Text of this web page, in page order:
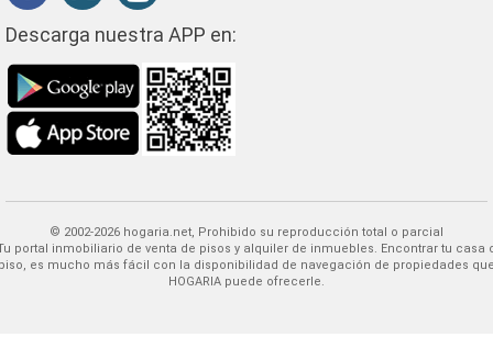
Descarga nuestra APP en:
© 2002-2026 hogaria.net, Prohibido su reproducción total o parcial
Encontrar tu casa o
es mucho más fácil con la disponibilidad de navegación de propiedades
HOGARIA puede ofrecerle.